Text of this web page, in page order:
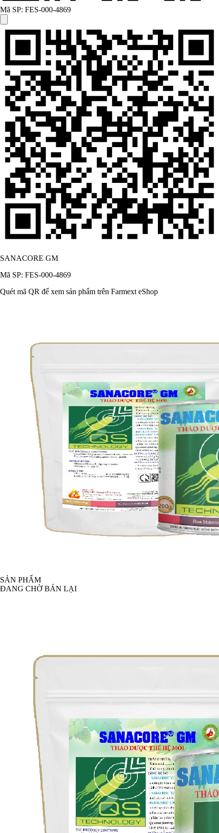
Mã SP: FES-000-4869
SANACORE GM
Mã SP: FES-000-4869
Quét mã QR để xem sản phẩm trên Farmext eShop
SẢN PHẨM
ĐANG CHỜ BÁN LẠI